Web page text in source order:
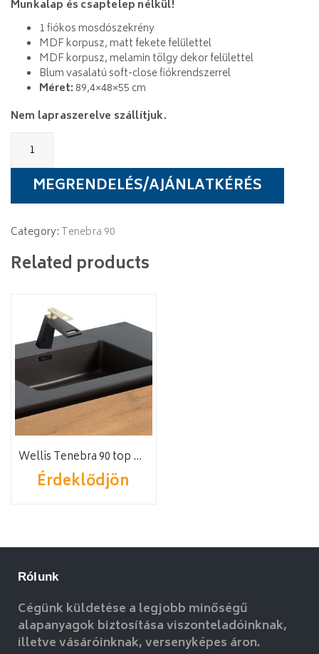
Munkalap és csaptelep nélkül!
1 fiókos mosdószekrény
MDF korpusz, matt fekete felülettel
MDF korpusz, melamin tölgy dekor felülettel
Blum vasalatú soft-close fiókrendszerrel
Méret: 89,4×48×55 cm
Nem lapraszerelve szállítjuk.
Wellis
Tenebra
90
szekrény
quantityMEGRENDELÉS/AJÁNLATKÉRÉS
Category: Tenebra 90
Related products
Wellis Tenebra 90 top mosdóval
Érdeklődjön
Rólunk
Cégünk küldetése a legjobb minőségű
alapanyagok biztosítása viszonteladóinknak,
illetve vásáróinknak, versenyképes áron.